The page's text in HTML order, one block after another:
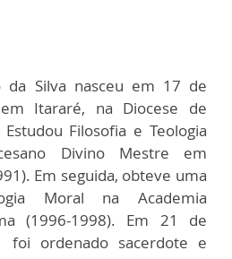
da Silva nasceu em 17 de
Itararé, na Diocese de
Filosofia e Teologia
Divino Mestre em
Em seguida, obteve uma
Moral na Academia
(1996-1998). Em 21 de
foi ordenado sacerdote e